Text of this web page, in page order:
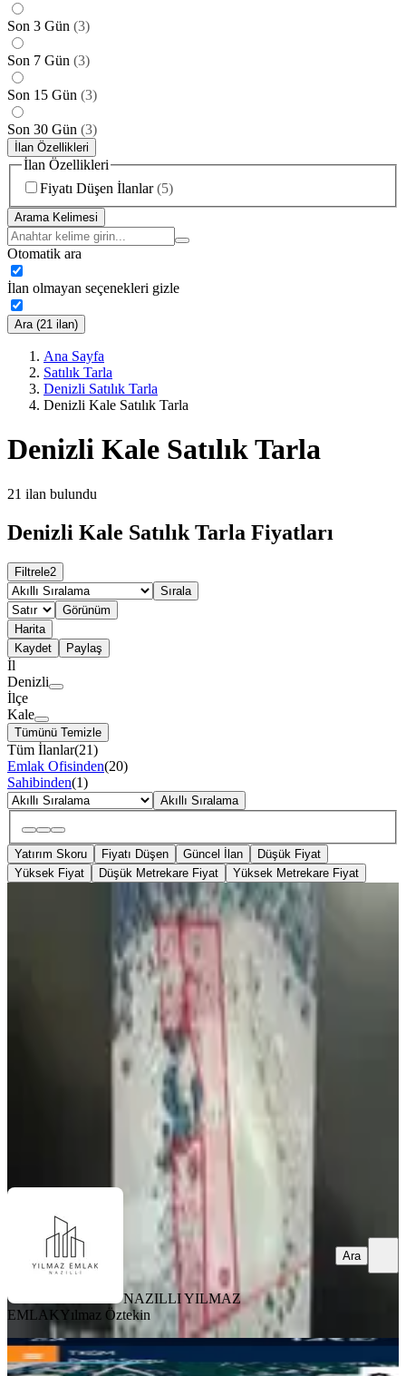
Son 3 Gün (3)
Son 7 Gün (3)
Son 15 Gün (3)
Son 30 Gün (3)
İlan Özellikleri
İlan Özellikleri
Fiyatı Düşen İlanlar (5)
Arama Kelimesi
Otomatik ara
İlan olmayan seçenekleri gizle
Ara (21 ilan)
Ana Sayfa
Satılık Tarla
Denizli Satılık Tarla
Denizli Kale Satılık Tarla
Denizli Kale Satılık Tarla
21 ilan bulundu
Denizli Kale Satılık Tarla Fiyatları
Filtrele2
Sırala
Görünüm
Harita
Kaydet
Paylaş
İl
Denizli
İlçe
Kale
Tümünü Temizle
Tüm İlanlar(21)
Emlak Ofisinden(20)
Sahibinden(1)
Akıllı Sıralama
Yatırım Skoru Fiyatı Düşen Güncel İlan
Düşük Fiyat
Yüksek Fiyat
Düşük Metrekare Fiyat Yüksek Metrekare Fiyat
Karacasu Aşağıgörle Mahallesin 'de
20043 M² Doğa Manzaralı Satılık
Tarla
Kale, İnceğiz Mahallesi
20043 m²· Yolu Açılmış · 100/m²·
2.000.000 ₺
NAZILLI YILMAZ EMLAKYılmaz Öztekin
NAZILLI YILMAZ
EMLAKYılmaz Öztekin
Ara
YOLA YAKIN
Denizli Kale Alanyurt Satılık Zeytinlik